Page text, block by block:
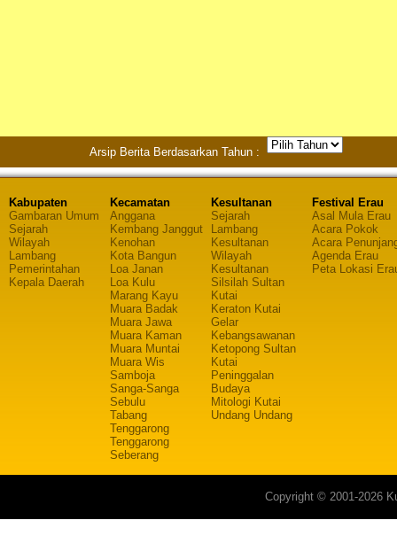
Arsip Berita Berdasarkan Tahun :
Kabupaten
Gambaran Umum
Sejarah
Wilayah
Lambang
Pemerintahan
Kepala Daerah
Kecamatan
Anggana
Kembang Janggut
Kenohan
Kota Bangun
Loa Janan
Loa Kulu
Marang Kayu
Muara Badak
Muara Jawa
Muara Kaman
Muara Muntai
Muara Wis
Samboja
Sanga-Sanga
Sebulu
Tabang
Tenggarong
Tenggarong
Seberang
Kesultanan
Sejarah
Lambang
Kesultanan
Wilayah
Kesultanan
Silsilah Sultan
Kutai
Keraton Kutai
Gelar
Kebangsawanan
Ketopong Sultan
Kutai
Peninggalan
Budaya
Mitologi Kutai
Undang Undang
Festival Erau
Asal Mula Erau
Acara Pokok
Acara
Agenda Erau
Peta Lokasi
Copyright © 2001-2026